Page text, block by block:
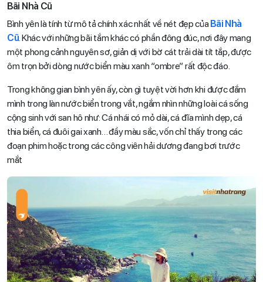
Bãi Nhà Cũ
Bình yên là tính từ mô tả chính xác nhất về nét đẹp của Bãi Nhà
Cũ. Khác với những bãi tắm khác có phần đông đúc, nơi đây mang
một phong cảnh nguyên sơ, giản dị với bờ cát trải dài tít tắp, được
ôm trọn bởi dòng nước biển màu xanh “ombre” rất độc đáo.
Trong không gian bình yên ấy, còn gì tuyệt vời hơn khi được đắm
mình trong làn nước biển trong vắt, ngắm nhìn những loài cá sống
cộng sinh với san hô như: Cá nhái có mỏ dài, cá đĩa mình dẹp, cá
thia biển, cá đuôi gai xanh… đầy màu sắc, vốn chỉ thấy trong các
đoạn phim hoặc trong các công viên hải dương đang bơi trước
mắt